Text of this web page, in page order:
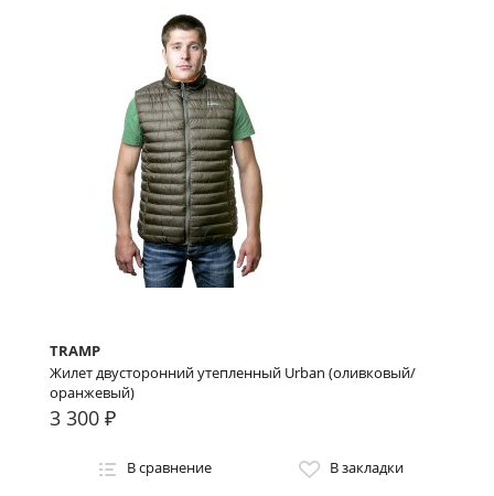
TRAMP
Жилет двусторонний утепленный Urban (оливковый/
оранжевый)
3 300 ₽
В сравнение В закладки